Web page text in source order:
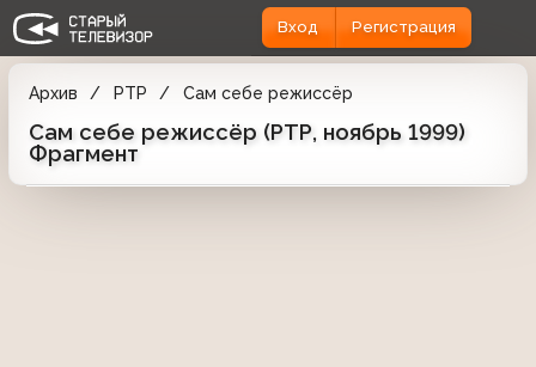
Вход Регистрация
Архив РТР Сам себе режиссёр
Сам себе режиссёр (РТР, ноябрь 1999)
Фрагмент